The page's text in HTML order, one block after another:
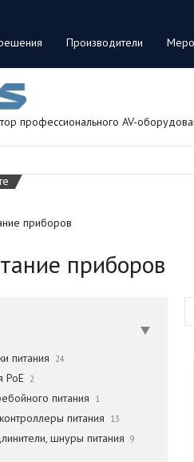
Производители
профессионального AV-
приборов
приборов
питания 24
PoE 2
питания 1
питания 13
шнуры питания 9